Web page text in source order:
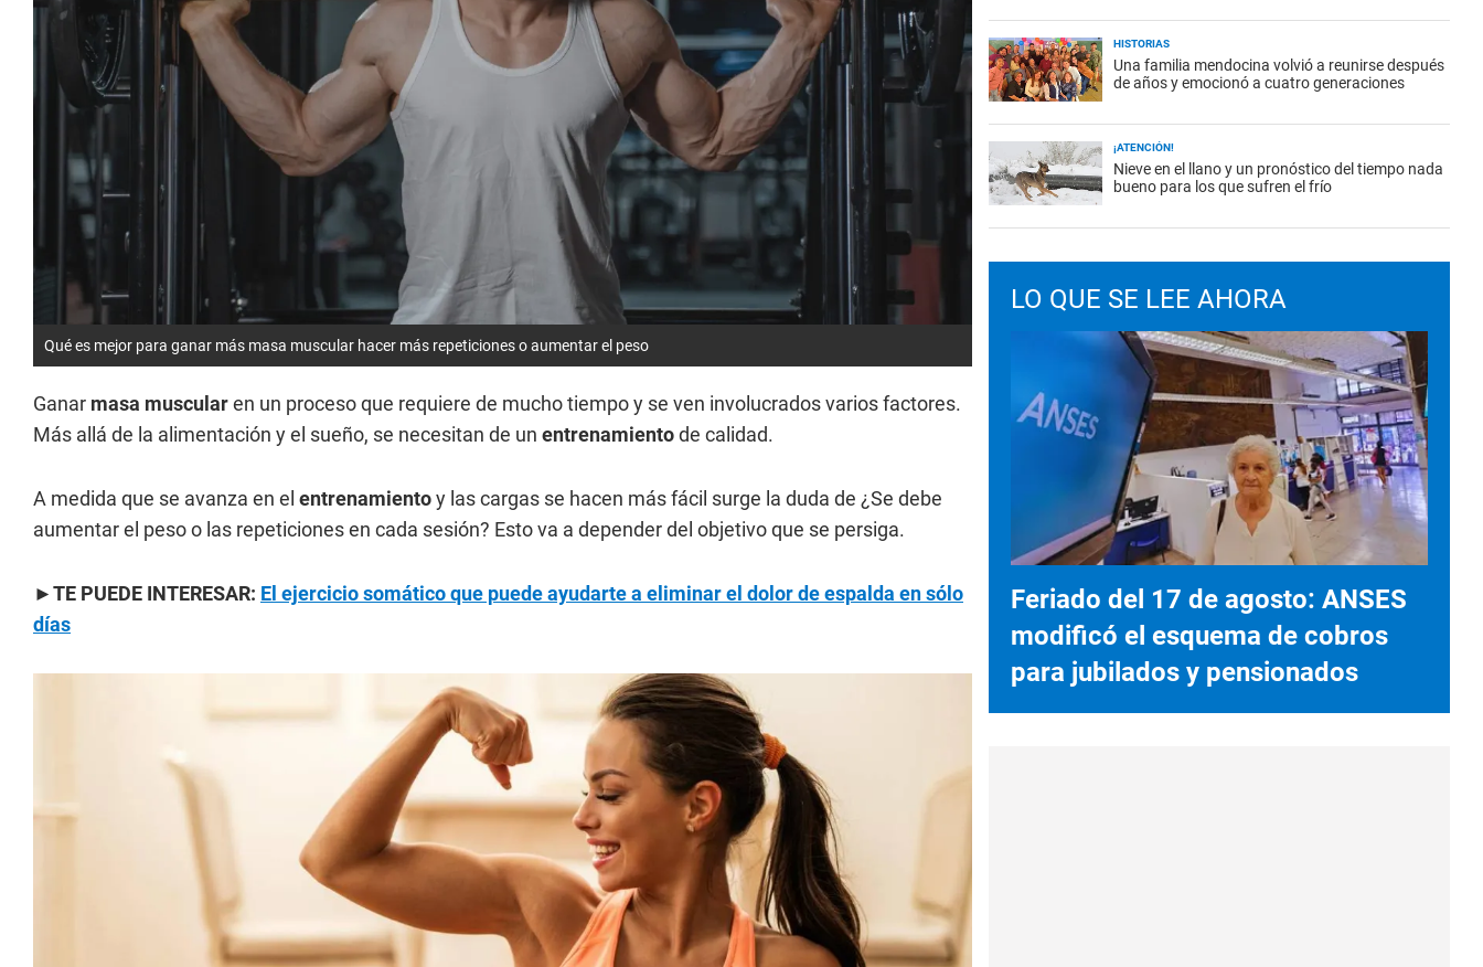
Qué es mejor para ganar más masa muscular hacer más repeticiones o aumentar el peso
Ganar masa muscularen un proceso que requiere de mucho tiempo y se ven involucrados varios factores.
Más allá de la alimentación y el sueño, se necesitan de un entrenamientode calidad.
A medida que se avanza en el entrenamientoy las cargas se hacen más fácil surge la duda de ¿Se debe
aumentar el peso o las repeticiones en cada sesión? Esto va a depender del objetivo que se persiga.
►TE PUEDE INTERESAR: El ejercicio somático que puede ayudarte a eliminar el dolor de espalda en sólo
días
HISTORIAS
Una familia mendocina volvió a reunirse después
de años y emocionó a cuatro generaciones
¡ATENCIÓN!
Nieve en el llano y un pronóstico del tiempo nada
bueno para los que sufren el frío
LO QUE SE LEE AHORA
Feriado del 17 de agosto: ANSES
modificó el esquema de cobros
para jubilados y pensionados